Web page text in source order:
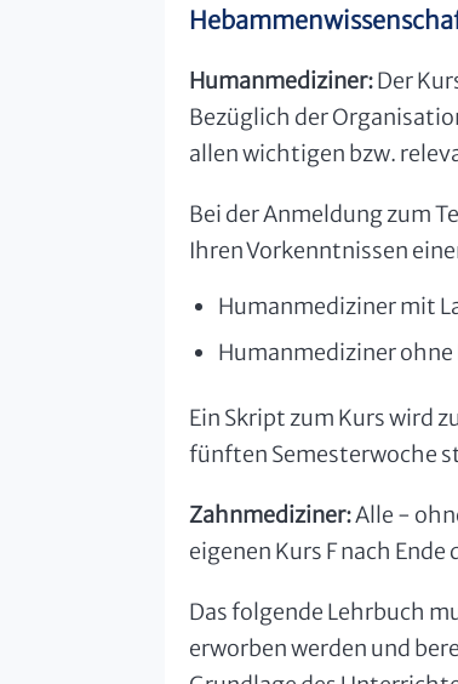
Humanmediziner:Der
Bezüglich der
allen wichtigen bzw.
Bei der Anmeldung zum
Ihren Vorkenntnissen
Humanmediziner mit
Humanmediziner ohne
Ein Skript zum Kurs wird
fünften Semesterwoche
Zahnmediziner:Alle -
eigenen Kurs F nach
Das folgende Lehrbuch
erworben werden und